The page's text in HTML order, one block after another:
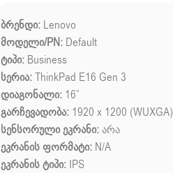
ბრენდი: Lenovo
მოდელი/PN: Default
ტიპი: Business
სერია:ThinkPad E16 Gen 3
დიაგონალი: 16”
გარჩევადობა: 1920 x 1200 (WUXGA)
სენსორული ეკრანი:არა
ეკრანის ფორმატი: N/A
ეკრანის ტიპი: IPS